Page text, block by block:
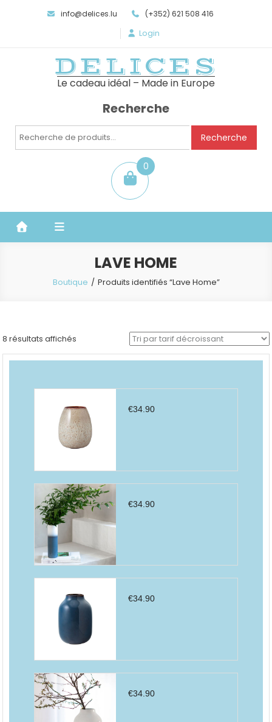
info@delices.lu (+352) 621 508 416
Login
DELICES
Le cadeau idéal – Made in Europe
Recherche
Recherche
Recherche
0
item
LAVE HOME
Boutique Produits identifiés “Lave Home”
8 résultats affichés
par
€34.90
€34.90
€34.90
€34.90